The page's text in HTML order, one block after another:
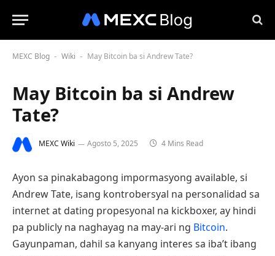
MEXC Blog - Wiki - May Bitcoin ba si Andrew Tate?
May Bitcoin ba si Andrew
Tate?
MEXC Wiki Agosto 5, 2025 4 Mins Read
Ayon sa pinakabagong impormasyong available, si
Andrew Tate, isang kontrobersyal na personalidad sa
internet at dating propesyonal na kickboxer, ay hindi
pa publicly na naghayag na may-ari ng Bitcoin.
Gayunpaman, dahil sa kanyang interes sa iba’t ibang